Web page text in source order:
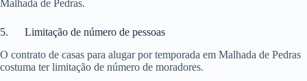
Malhada de Pedras.
5. Limitação de número de pessoas
O contrato de casas para alugar por temporada em Malhada de Pedras
costuma ter limitação de número de moradores.